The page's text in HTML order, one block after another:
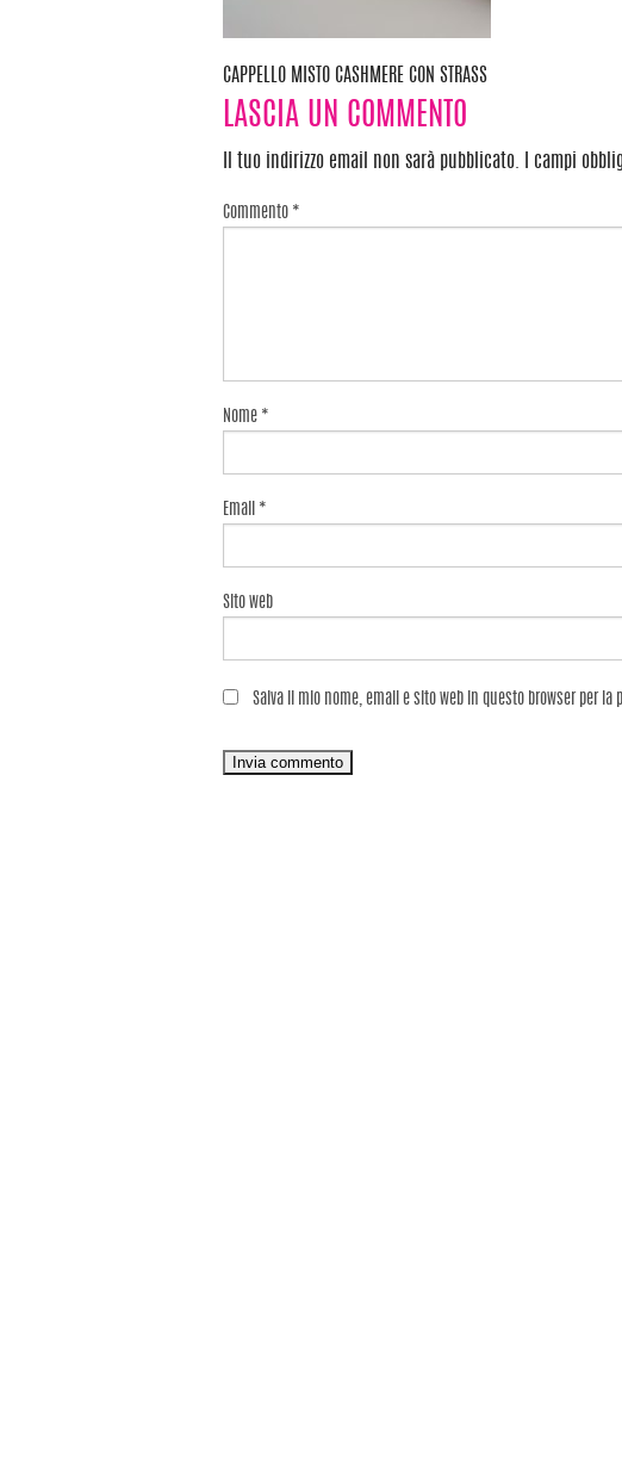
Navigazione
articoli
CAPPELLO MISTO CASHMERE CON STRASS
LASCIA UN COMMENTO
Il tuo indirizzo email non sarà pubblicato. I campi
Commento *
Nome *
Email *
Sito web
Salva il mio nome, email e sito web in questo browser per la